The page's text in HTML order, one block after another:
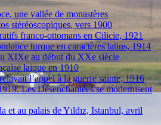
une vallée de monastères
stéréoscopiques, vers 1900
franco-ottomans en Cilicie, 1921
turque en caractères latins, 1914
XIXe au début du XXe siècle
laïque en 1910
l’appel à la guerre sainte, 1916
Les Désenchantées se modernisent
et au palais de Yıldız, Istanbul, avril